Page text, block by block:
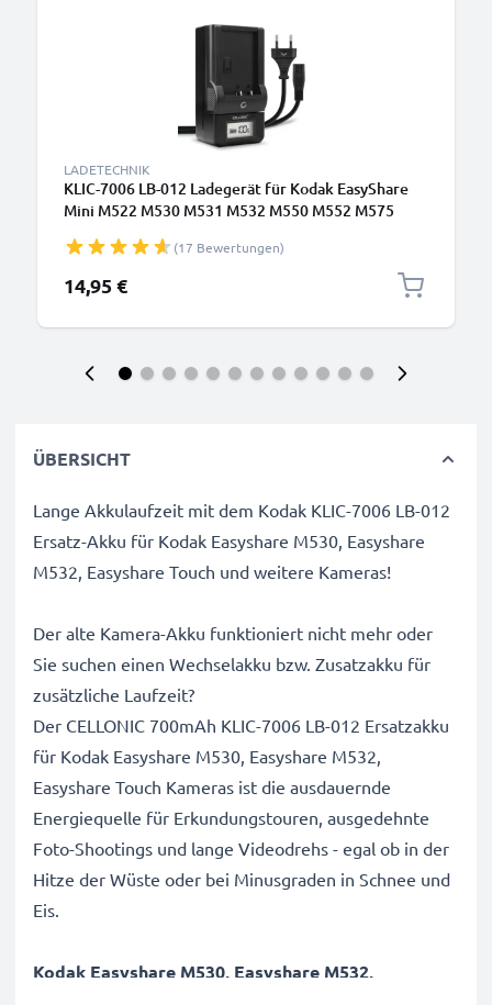
LADETECHNIK
KLIC-7006 LB-012 Ladegerät für Kodak EasyShare
Mini M522 M530 M531 M532 M550 M552 M575
Kamera-Akkus von CELLONIC
(17 Bewertungen)
14,95 €
ÜBERSICHT
Lange Akkulaufzeit mit dem Kodak KLIC-7006 LB-012
Ersatz-Akku für Kodak Easyshare M530, Easyshare
M532, Easyshare Touch und weitere Kameras!
Der alte Kamera-Akku funktioniert nicht mehr oder
Sie suchen einen Wechselakku bzw. Zusatzakku für
zusätzliche Laufzeit?
Der CELLONIC 700mAh KLIC-7006 LB-012 Ersatzakku
für Kodak Easyshare M530, Easyshare M532,
Easyshare Touch Kameras ist die ausdauernde
Energiequelle für Erkundungstouren, ausgedehnte
Foto-Shootings und lange Videodrehs - egal ob in der
Hitze der Wüste oder bei Minusgraden in Schnee und
Eis.
Kodak Easyshare M530, Easyshare M532,